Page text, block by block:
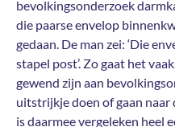
bevolkingsonderzoek
die paarse envelop
gedaan. De man zei: ‘Die
stapel post’. Zo gaat het
gewend zijn aan
uitstrijkje doen of gaan
is daarmee vergeleken heel